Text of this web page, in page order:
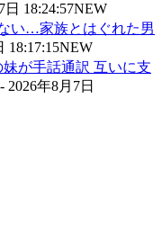
日 18:24:57NEW
い…家族とはぐれた男
18:17:15NEW
妹が手話通訳 互いに支
- 2026年8月7日